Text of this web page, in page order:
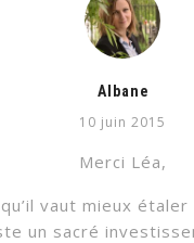
Albane
10 juin 2015
Merci Léa,
qu’il vaut mieux
un sacré